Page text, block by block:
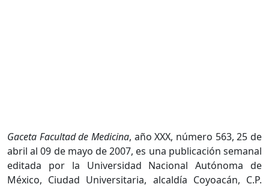
Gaceta Facultad de Medicina, año XXX, número 563, 25 de
abril al 09 de mayo de 2007, es una publicación semanal
editada por la Universidad Nacional Autónoma de
México, Ciudad Universitaria, alcaldía Coyoacán, C.P.